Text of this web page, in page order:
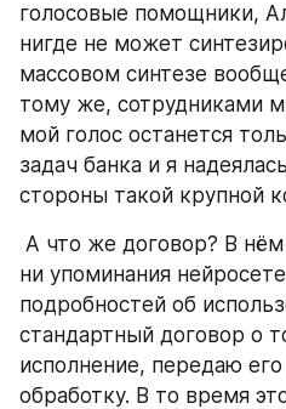
голосовые помощники,
нигде не может
массовом синтезе
тому же, сотрудниками
мой голос останется
задач банка и я
стороны такой крупной
ни упоминания
подробностей об
стандартный договор о
исполнение, передаю
обработку. В то время